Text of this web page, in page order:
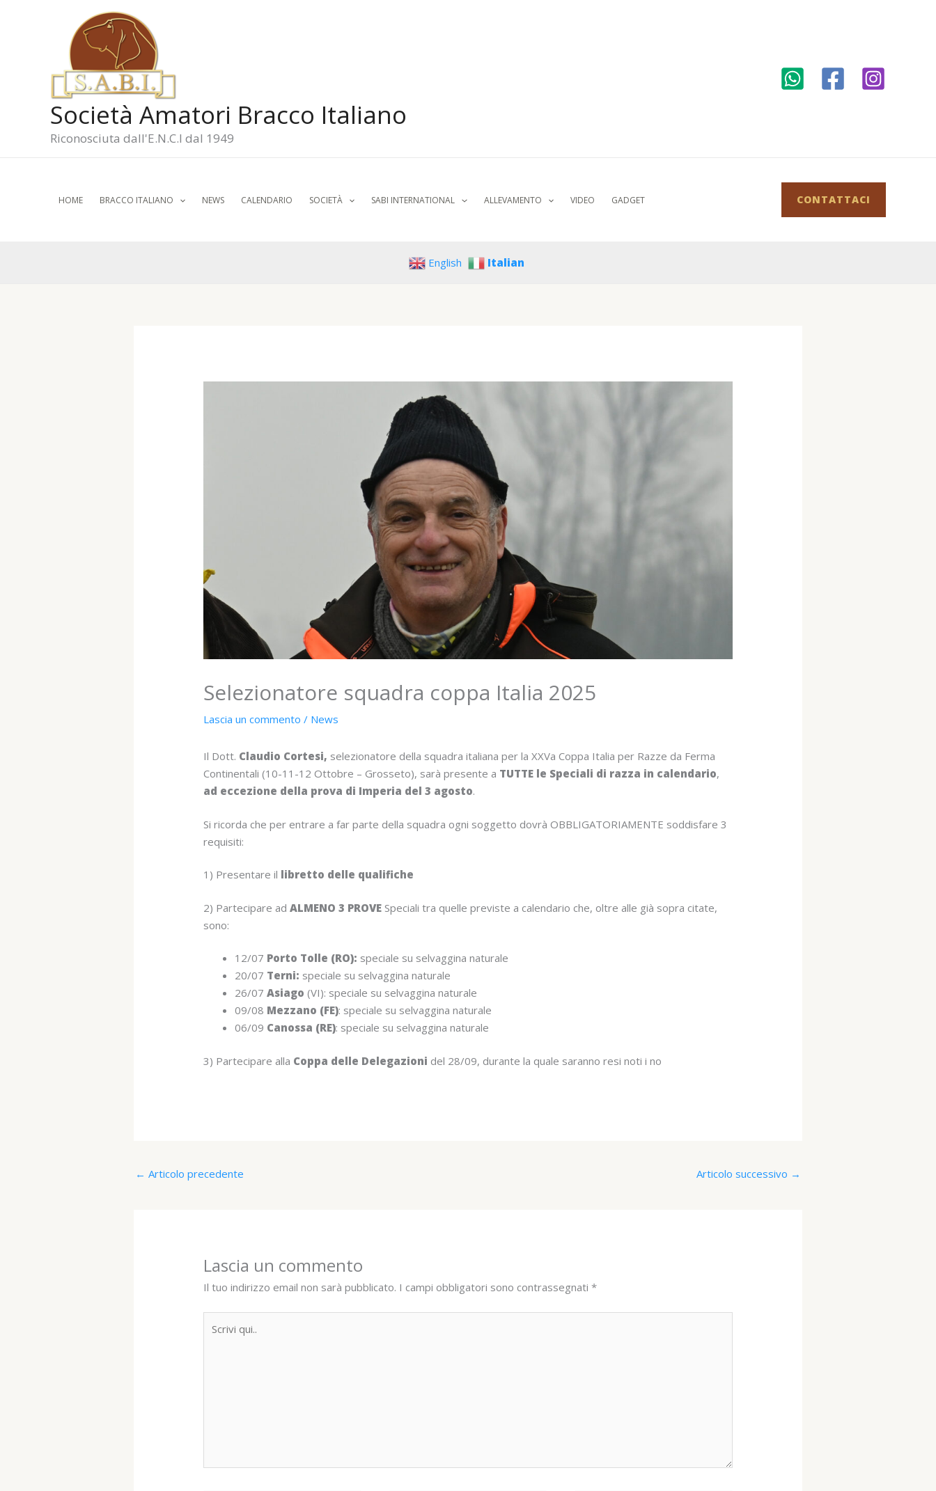
Società Amatori Bracco Italiano
Riconosciuta dall'E.N.C.I dal 1949
HOME BRACCO ITALIANO NEWS CALENDARIO SOCIETÀ SABI INTERNATIONAL ALLEVAMENTO VIDEO GADGET CONTATTACI
English Italian
Selezionatore squadra coppa Italia 2025
Lascia un commento / News
Il Dott. Claudio Cortesi, selezionatore della squadra italiana per la XXVa Coppa Italia per Razze da Ferma
Continentali (10-11-12 Ottobre – Grosseto), sarà presente a TUTTE le Speciali di razza in calendario,
ad eccezione della prova di Imperia del 3 agosto.
Si ricorda che per entrare a far parte della squadra ogni soggetto dovrà OBBLIGATORIAMENTE soddisfare 3
requisiti:
1) Presentare il libretto delle qualifiche
2) Partecipare adALMENO 3 PROVE Speciali tra quelle previste a calendario che, oltre alle già sopra citate,
sono:
12/07 Porto Tolle (RO): speciale su selvaggina naturale
20/07 Terni: speciale su selvaggina naturale
26/07Asiago(VI): speciale su selvaggina naturale
09/08 Mezzano (FE): speciale su selvaggina naturale
06/09 Canossa (RE): speciale su selvaggina naturale
3) Partecipare alla Coppa delle Delegazioni del 28/09, durante la quale saranno resi noti i no
← Articolo precedente Articolo successivo →
Lascia un commento
Il tuo indirizzo email non sarà pubblicato. I campi obbligatori sono contrassegnati*
qui..